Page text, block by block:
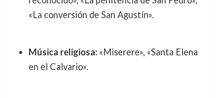
«La conversión de San Agustín».
Música religiosa:«Miserere», «Santa Elena
en el Calvario».